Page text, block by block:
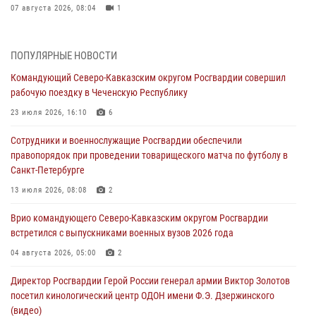
07 августа 2026, 08:04 1
специальной военной операции, переданы специальные
07 августа 2026, 07:53
При содействии СОБР Росгвардии в Иркутской области задержаны
07 августа 2026, 07:51
Завершился чемпионат Сибирского ордена Жукова округа
Росгвардии по служебно-боевой стрельбе
Застрявшую в плуге трактора мину уничтожили росгвардейцы на
Кубани
ПОПУЛЯРНЫЕ НОВОСТИ
Командующий Северо-Кавказским округом Росгвардии совершил
рабочую поездку в Чеченскую Республику
23 июля 2026, 16:10 6
Сотрудники и военнослужащие Росгвардии обеспечили
правопорядок при проведении товарищеского матча по футболу в
Санкт-Петербурге
13 июля 2026, 08:08 2
Врио командующего Северо-Кавказским округом Росгвардии
встретился с выпускниками военных вузов 2026 года
04 августа 2026, 05:00 2
Директор Росгвардии Герой России генерал армии Виктор Золотов
посетил кинологический центр ОДОН имени Ф.Э. Дзержинского
(видео)